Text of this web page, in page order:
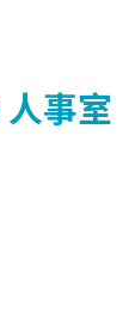
人事室